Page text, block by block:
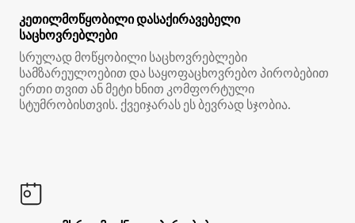
კეთილმოწყობილი დასაქირავებელი
საცხოვრებლები
სრულად მოწყობილი საცხოვრებლები
სამზარეულოებით და საყოფაცხოვრებო პირობებით
ერთი თვით ან მეტი ხნით კომფორტული
სტუმრობისთვის. ქვეიჯარას ეს ბევრად სჯობია.